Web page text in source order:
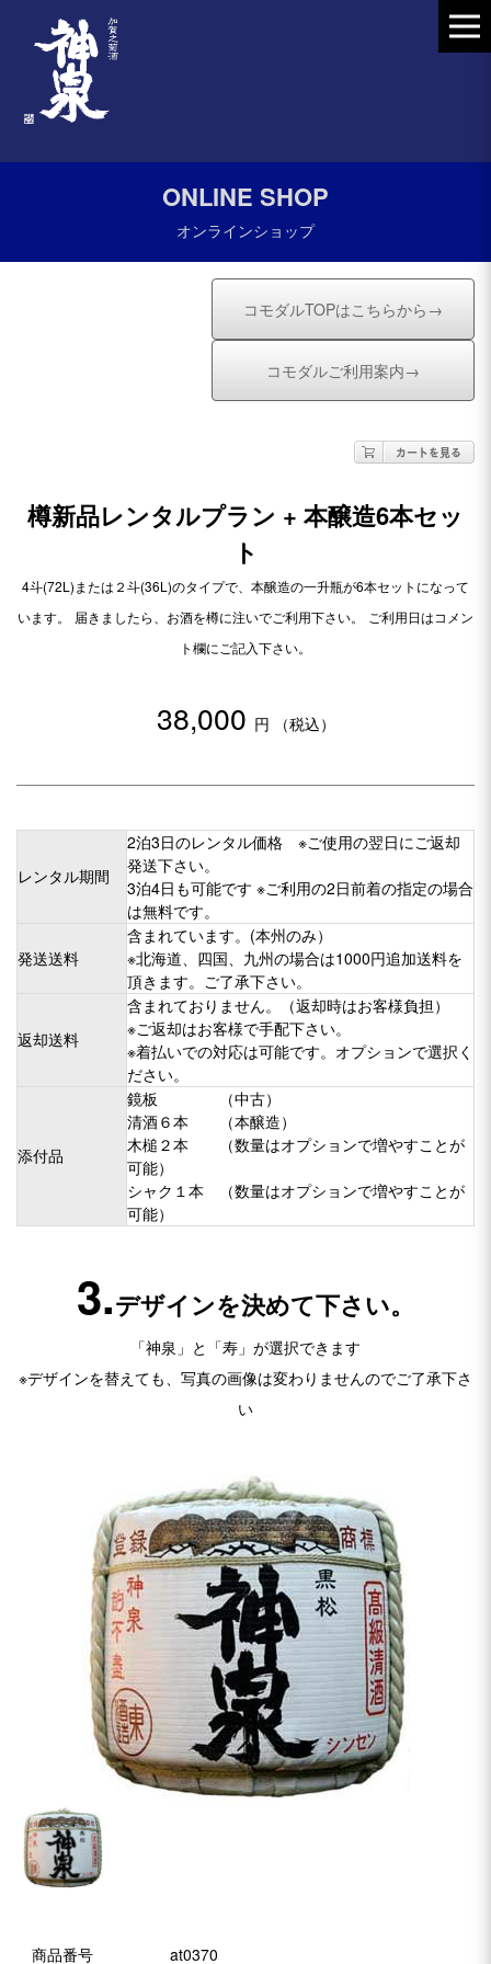
ONLINE SHOP
オンラインショップ
コモダルTOPはこちらから→
コモダルご利用案内→
樽新品レンタルプラン + 本醸造6本セッ
ト
4斗(72L)または２斗(36L)のタイプで、本醸造の一升瓶が6本セットになって
います。
届きましたら、お酒を樽に注いでご利用下さい。
ご利用日はコメン
ト欄にご記入下さい。
38,000 円 （税込）
レンタル期間
2泊3日のレンタル価格 ※ご使用の翌日にご返却
発送下さい。
3泊4日も可能です ※ご利用の2日前着の指定の場合
は無料です。
発送送料
含まれています。(本州のみ）
※北海道、四国、九州の場合は1000円追加送料を
頂きます。ご了承下さい。
返却送料
含まれておりません。（返却時はお客様負担）
※ご返却はお客様で手配下さい。
※着払いでの対応は可能です。オプションで選択く
ださい。
添付品
鏡板 （中古）
清酒６本 （本醸造）
木槌２本 （数量はオプションで増やすことが
可能）
シャク１本 （数量はオプションで増やすことが
可能）
3.デザインを決めて下さい。
「神泉」と「寿」が選択できます
※デザインを替えても、写真の画像は変わりませんのでご了承下さ
い
商品番号 at0370